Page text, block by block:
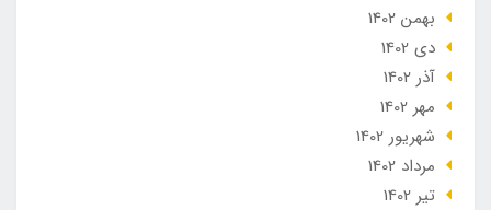
بهمن 1402
دی 1402
آذر 1402
مهر 1402
شهریور 1402
مرداد 1402
تير 1402